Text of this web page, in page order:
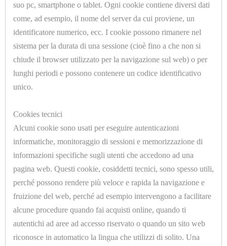
GUARNIZIONI
STIRO,
LAVASECCO
ACQUA
METRAGGIO
IMBOTTITURE
PRONTE
CONFEZIONATE
IMBOTTITURE
TAGLIATE
U1010.C
MOLLETTONE POLIESTERE SP.=12mm. H.=1300mm.
U1010.A
MOLLETTONE POLIESTERE SP.=4mm. H.=1500mm.
suo pc, smartphone o tablet. Ogni cookie contiene diversi dati
come, ad esempio, il nome del server da cui proviene, un
identificatore numerico, ecc. I cookie possono rimanere nel
sistema per la durata di una sessione (cioè fino a che non si
chiude il browser utilizzato per la navigazione sul web) o per
lunghi periodi e possono contenere un codice identificativo
unico.
Cookies tecnici
Alcuni cookie sono usati per eseguire autenticazioni
informatiche, monitoraggio di sessioni e memorizzazione di
informazioni specifiche sugli utenti che accedono ad una
pagina web. Questi cookie, cosiddetti tecnici, sono spesso utili,
perché possono rendere più veloce e rapida la navigazione e
fruizione del web, perché ad esempio intervengono a facilitare
alcune procedure quando fai acquisti online, quando ti
autentichi ad aree ad accesso riservato o quando un sito web
riconosce in automatico la lingua che utilizzi di solito. Una